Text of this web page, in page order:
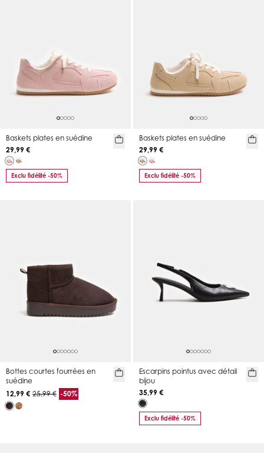
Baskets plates en suédine
29,99 €
Exclu fidélité -50%
Baskets plates en suédine
29,99 €
Exclu fidélité -50%
Bottes courtes fourrées en
suédine
12,99 € 25,99 € -50%
Escarpins pointus avec détail
bijou
35,99 €
Exclu fidélité -50%